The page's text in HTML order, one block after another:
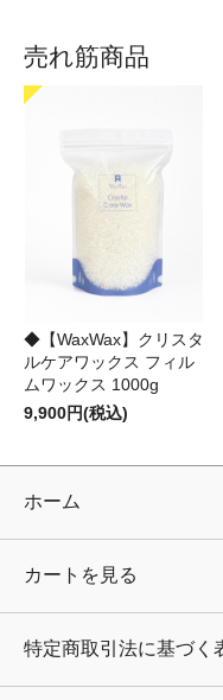
売れ筋商品
◆【WaxWax】クリスタ
ルケアワックス フィル
ムワックス 1000g
9,900円(税込)
ホーム
カートを見る
特定商取引法に基づく